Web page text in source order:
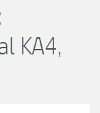
KA4,